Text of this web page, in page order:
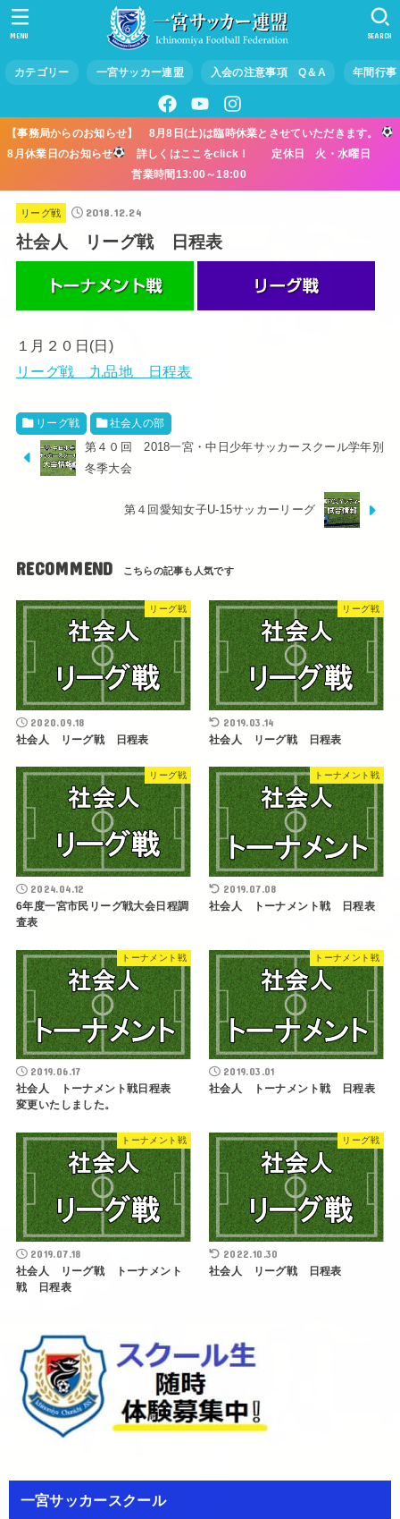
カテゴリー 一宮サッカー連盟 入会の注意事項 Q＆A 年間行事
SEARCH
MENU
【事務局からのお知らせ】 8月8日(土)は臨時休業とさせていただきます。
8月休業日のお知らせ
詳しくはここをclick！ 定休日 火・水曜日
営業時間13:00～18:00
リーグ戦 2018.12.24
社会人 リーグ戦 日程表
１月２０日(日)
リーグ戦 九品地 日程表
リーグ戦 社会人の部
第４０回 2018一宮・中日少年サッカースクール学年別
冬季大会
第４回愛知女子U-15サッカーリーグ
RECOMMEND
リーグ戦
2020.09.18
社会人 リーグ戦 日程表
リーグ戦
2019.03.14
社会人 リーグ戦 日程表
リーグ戦
2024.04.12
6年度一宮市民リーグ戦大会日程調
査表
トーナメント戦
2019.07.08
社会人 トーナメント戦 日程表
トーナメント戦
2019.06.17
社会人 トーナメント戦日程表
変更いたしました。
トーナメント戦
2019.03.01
社会人 トーナメント戦 日程表
トーナメント戦
2019.07.18
社会人 リーグ戦 トーナメント
戦 日程表
リーグ戦
2022.10.30
社会人 リーグ戦 日程表
一宮サッカースクール